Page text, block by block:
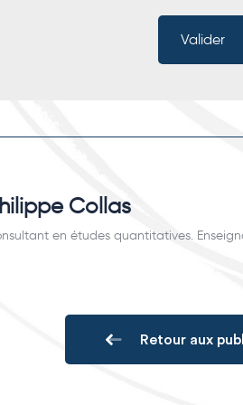
Collas
en études quantitatives.
Retour aux